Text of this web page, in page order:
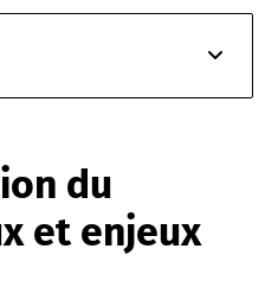
du
et enjeux